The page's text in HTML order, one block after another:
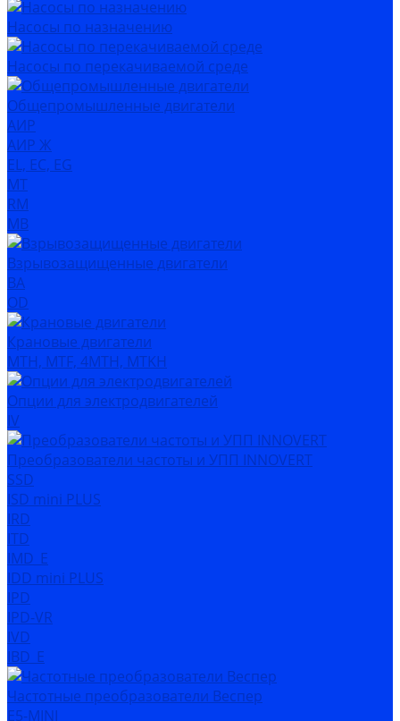
Насосы по назначению
Насосы по перекачиваемой среде
Общепромышленные двигатели
АИР
АИР Ж
EL, EC, EG
MT
RM
MB
Взрывозащищенные двигатели
ВА
OD
Крановые двигатели
MTH, MTF, 4MTH, MTKH
Опции для электродвигателей
IV
Преобразователи частоты и УПП INNOVERT
SSD
ISD mini PLUS
IRD
ITD
IMD_E
IDD mini PLUS
IPD
IРD-VR
IVD
IBD_E
Частотные преобразователи Веспер
Е5-MINI